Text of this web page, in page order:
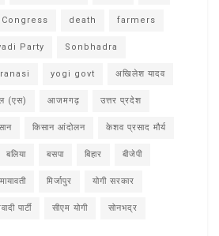
Congress death farmers
Party Sonbhadra
yogi govt अखिलेश यादव
(एस) आजमगढ़ उत्तर प्रदेश
किसान आंदोलन केशव प्रसाद मौर्य
बलिया बसपा बिहार बीजेपी
मायावती मिर्जापुर योगी सरकार
पार्टी सीएम योगी सोनभद्र